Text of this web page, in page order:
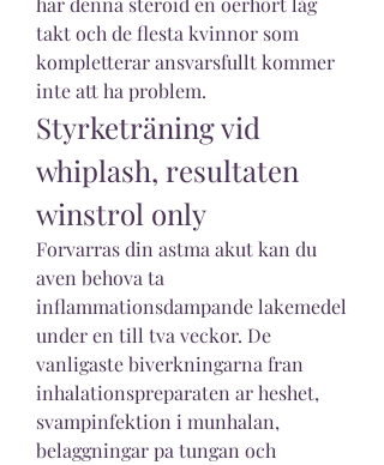
takt och de flesta kvinnor som
kompletterar ansvarsfullt kommer
inte att ha problem.
Styrketräning vid
whiplash, resultaten
winstrol only
Forvarras din astma akut kan du
aven behova ta
inflammationsdampande lakemedel
under en till tva veckor. De
vanligaste biverkningarna fran
inhalationspreparaten ar heshet,
svampinfektion i munhalan,
belaggningar pa tungan och